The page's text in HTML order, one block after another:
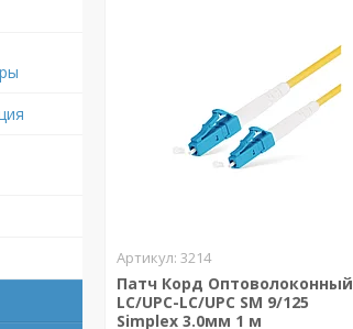
3214
Патч Корд Оптоволоконный
LC/UPC-LC/UPC SM 9/125
Simplex 3.0мм 1 м